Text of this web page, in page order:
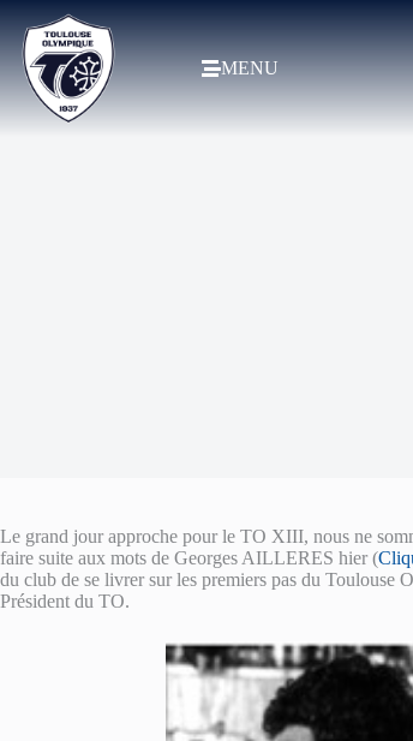
MENU
Le grand jour approche pour le TO XIII, nous ne
faire suite aux mots de Georges AILLERES hier (
du club de se livrer sur les premiers pas du
Président du TO.